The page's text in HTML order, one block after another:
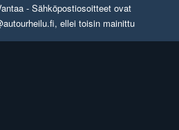
- Sähköpostiosoitteet ovat
ellei toisin mainittu